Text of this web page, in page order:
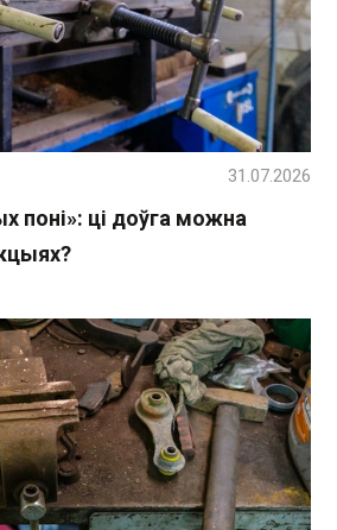
поні»: ці доўга можна
31.07.2026